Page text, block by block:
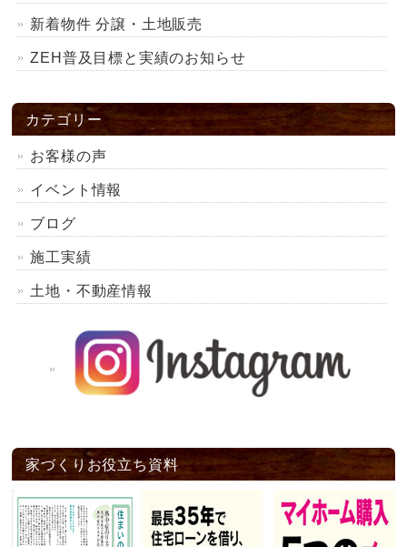
新着物件 分譲・土地販売
ZEH普及目標と実績のお知らせ
カテゴリー
お客様の声
イベント情報
ブログ
施工実績
土地・不動産情報
家づくりお役立ち資料